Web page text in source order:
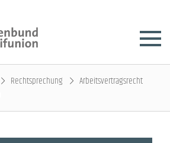
Rechtsprechung
Arbeitsvertragsrecht